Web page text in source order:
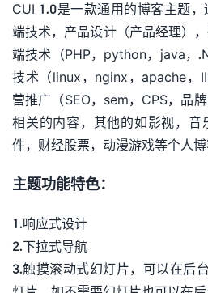
CUI 1.0是一款通用的博客主题
端技术，产品设计（产品经理）
端技术（PHP，python，java，
技术（linux，nginx，apache，
营推广（SEO，sem，CPS，品
相关的内容，其他的如影视，音
件，财经股票，动漫游戏等个人博
主题功能特色：
1.响应式设计
2.下拉式导航
3.触摸滚动式幻灯片，可以在后